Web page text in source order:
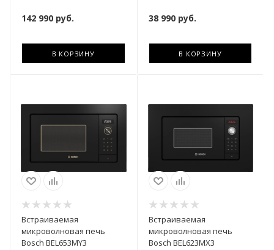
142 990 руб.
В КОРЗИНУ
38 990руб.
В КОРЗИНУ
Встраиваемая
микроволновая печь
Bosch BEL653MY3
Встраиваемая
микроволновая печь
Bosch BEL623MX3